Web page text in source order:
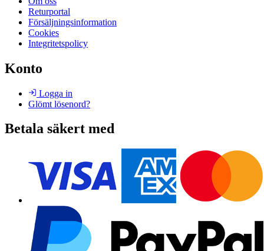
Returportal
Försäljningsinformation
Cookies
Integritetspolicy
Konto
Logga in
Glömt lösenord?
Betala säkert med